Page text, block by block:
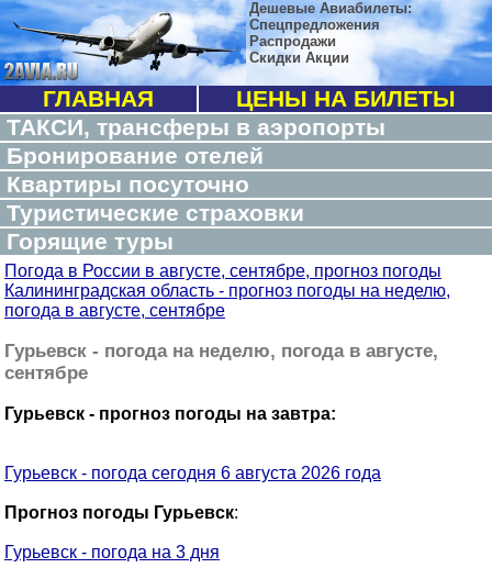
Дешевые Авиабилеты:
Спецпредложения
Распродажи
Скидки Акции
ГЛАВНАЯ
ЦЕНЫ НА БИЛЕТЫ
ТАКСИ, трансферы в аэропорты
Бронирование отелей
Квартиры посуточно
Туристические страховки
Горящие туры
Погода в России в августе, сентябре, прогноз погоды
Калининградская область - прогноз погоды на неделю,
погода в августе, сентябре
Гурьевск - погода на неделю, погода в августе,
сентябре
Гурьевск - прогноз погоды на завтра:
Гурьевск - погода сегодня 6 августа 2026 года
Прогноз погоды Гурьевск:
Гурьевск - погода на 3 дня